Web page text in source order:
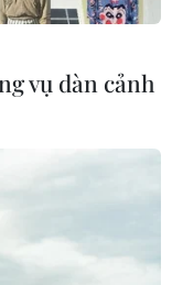
vụ dàn cảnh